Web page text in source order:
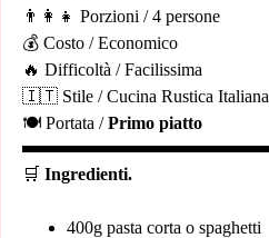
👨‍👩‍👧 Porzioni / 4 persone
💰 Costo / Economico
🔥 Difficoltà / Facilissima
🇮🇹 Stile / Cucina Rustica Italiana
🍽️ Portata /Primo piatto
🛒 Ingredienti.
400g pasta corta o spaghetti